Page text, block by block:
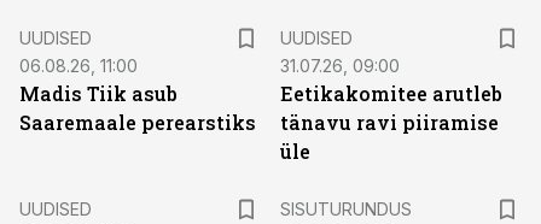
UUDISED
06.08.26, 11:00
Madis Tiik asub
Saaremaale perearstiks
UUDISED
31.07.26, 09:00
Eetikakomitee arutleb
tänavu ravi piiramise
üle
UUDISED
SISUTURUNDUS